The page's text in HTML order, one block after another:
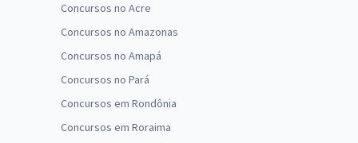
Concursos no Acre
Concursos no Amazonas
Concursos no Amapá
Concursos no Pará
Concursos em Rondônia
Concursos em Roraima